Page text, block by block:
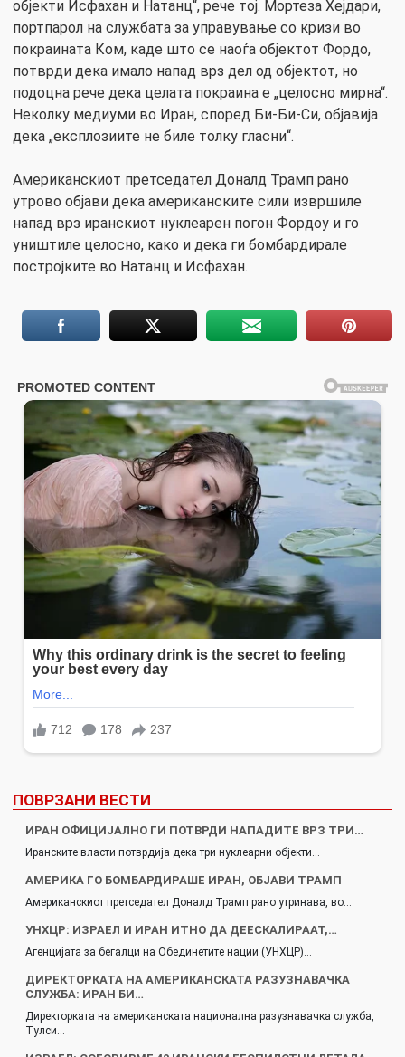
објекти Исфахан и Натанц“, рече тој. Мортеза Хејдари,
портпарол на службата за управување со кризи во
покраината Ком, каде што се наоѓа објектот Фордо,
потврди дека имало напад врз дел од објектот, но
подоцна рече дека целата покраина е „целосно мирна“.
Неколку медиуми во Иран, според Би-Би-Си, објавија
дека „експлозиите не биле толку гласни“.
Американскиот претседател Доналд Трамп рано
утрово објави дека американските сили извршиле
напад врз иранскиот нуклеарен погон Фордоу и го
уништиле целосно, како и дека ги бомбардирале
постројките во Натанц и Исфахан.
ПОВРЗАНИ ВЕСТИ
ИРАН ОФИЦИЈАЛНО ГИ ПОТВРДИ НАПАДИТЕ ВРЗ ТРИ…
Иранските власти потврдија дека три нуклеарни објекти…
АМЕРИКА ГО БОМБАРДИРАШЕ ИРАН, ОБЈАВИ ТРАМП
Американскиот претседател Доналд Трамп рано утринава, во…
УНХЦР: ИЗРАЕЛ И ИРАН ИТНО ДА ДЕЕСКАЛИРААТ,…
Агенцијата за бегалци на Обединетите нации (УНХЦР)…
ДИРЕКТОРКАТА НА АМЕРИКАНСКАТА РАЗУЗНАВАЧКА
СЛУЖБА: ИРАН БИ…
Директорката на американската национална разузнавачка служба,
Тулси…